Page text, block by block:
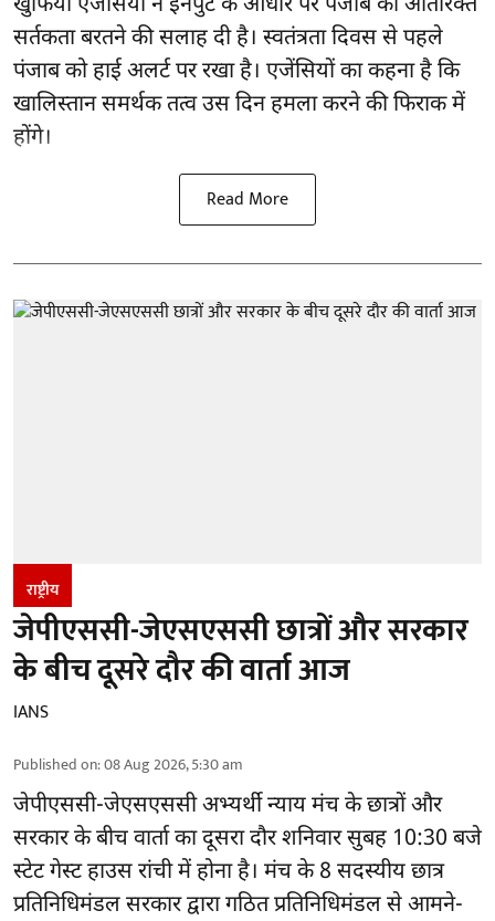
खुफिया एजेंसियों ने इनपुट के आधार पर पंजाब को अतिरिक्त
सर्तकता बरतने की सलाह दी है। स्वतंत्रता दिवस से पहले
पंजाबको हाई अलर्ट पर रखा है। एजेंसियों का कहना है कि
खालिस्तान समर्थक तत्व उस दिन हमला करने की फिराक में
होंगे।
Read More
राष्ट्रीय
जेपीएससी-जेएसएससी छात्रों और सरकार
के बीच दूसरे दौर की वार्ता आज
IANS
Published on:08 Aug 2026, 5:30 am
जेपीएससी-जेएसएससी अभ्यर्थीन्याय मंच के छात्रों और
सरकार के बीच वार्ता का दूसरा दौर शनिवार सुबह 10:30 बजे
स्टेट गेस्ट हाउस रांची में होना है। मंच के 8 सदस्यीय छात्र
प्रतिनिधिमंडल सरकार द्वारा गठित प्रतिनिधिमंडल से आमने-